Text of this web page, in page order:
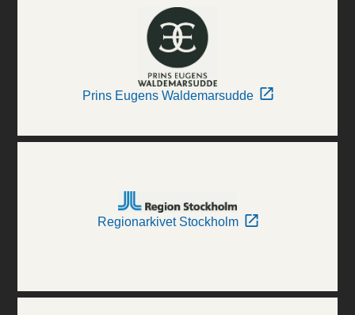
Prins Eugens Waldemarsudde
Regionarkivet Stockholm